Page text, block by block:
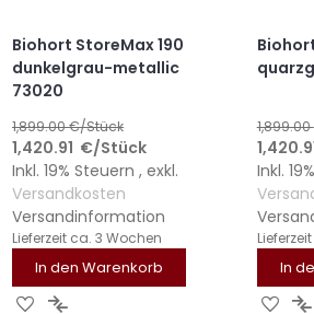
Biohort StoreMax 190
dunkelgrau-metallic
73020
1,899.00€/Stück
1,420.91 €/Stück
Inkl. 19% Steuern , exkl.
Versandkosten
Versandinformation
Lieferzeit ca. 3 Wochen
In den Warenkorb
ZURZUR
1,899.00
Inkl.
Lieferzeit
In
ZUR